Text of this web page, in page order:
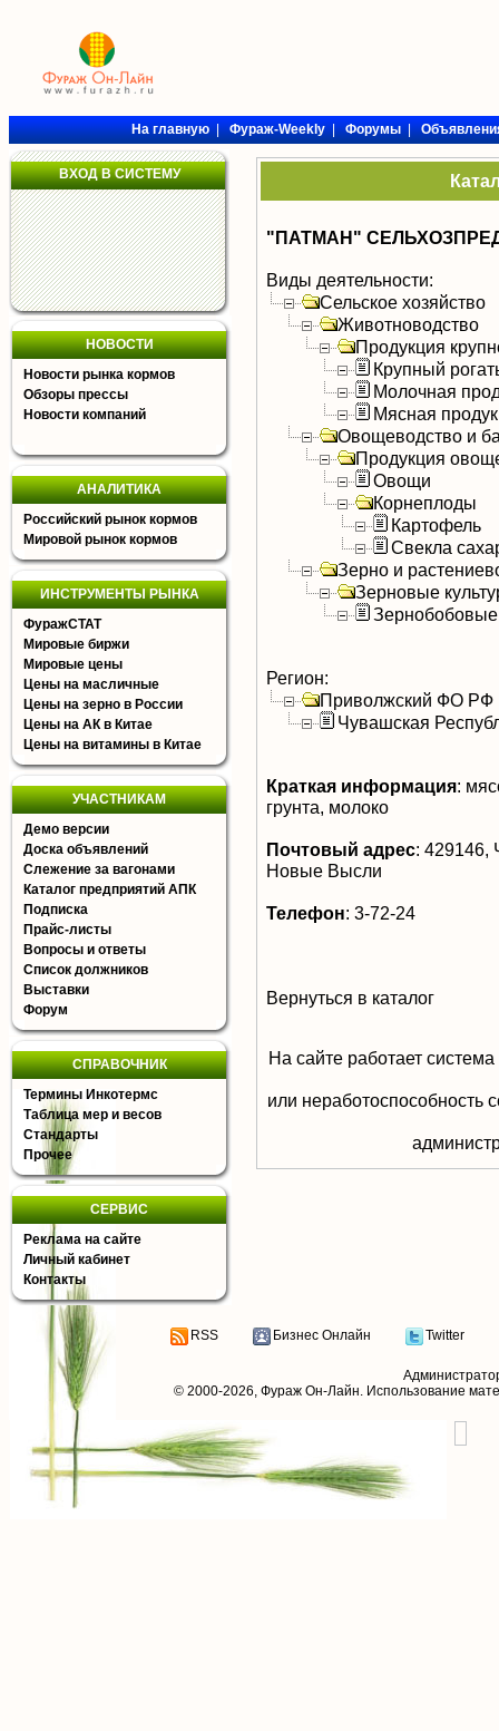
На главную|Фураж-Weekly|Форумы|
ВХОД В СИСТЕМУ
НОВОСТИ
Новости рынка кормов
Обзоры прессы
Новости компаний
АНАЛИТИКА
Российский рынок кормов
Мировой рынок кормов
ИНСТРУМЕНТЫ РЫНКА
ФуражСТАТ
Мировые биржи
Мировые цены
Цены на масличные
Цены на зерно в России
Цены на АК в Китае
Цены на витамины в Китае
УЧАСТНИКАМ
Демо версии
Доска объявлений
Слежение за вагонами
Каталог предприятий АПК
Подписка
Прайс-листы
Вопросы и ответы
Список должников
Выставки
Форум
СПРАВОЧНИК
Термины Инкотермс
Таблица мер и весов
Стандарты
Прочее
СЕРВИС
Реклама на сайте
Личный кабинет
Контакты
"ПАТМАН"
Виды деятельности:
Сельское хозяйство
Животноводство
Продукция
Крупный
Молочная
Мясная
Овощеводство и
Продукция
Овощи
Корнеплоды
Картофель
Свекла
Зерно и
Зерновые
Зернобобовые
Регион:
Приволжский ФО РФ
Чувашская
Краткая информация:
грунта, молоко
Почтовый адрес: 429146,
Новые Высли
Телефон: 3-72-24
Вернуться в каталог
На сайте работает
или неработоспособность
RSS Бизнес Онлайн Twitter
© 2000-2026, Фураж Он-Лайн. Использование